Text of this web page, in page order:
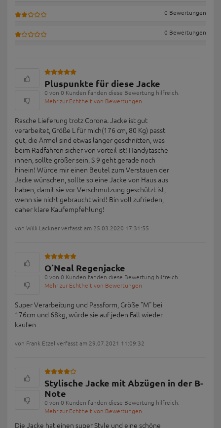
0 Bewertungen
0 Bewertungen
Pluspunkte für diese Jacke
0 von 0 Kunden fanden diese Bewertung hilfreich.
Mehr zur Echtheit von Bewertungen
Rasche Lieferung trotz Corona. Jacke ist gut
verarbeitet, Größe L für mich(176 cm, 80 Kg) passt
gut, die Ärmel sind etwas länger geschnitten, was
beim Radfahren sicher von vorteil ist! Handytasche
innen, sollte größer sein, S 9 geht gerade noch
hinein! Würde mir einen Beutel zum Verstauen der
Jacke wünschen, sollte so eine Jacke von Haus aus
haben, damit sie vor Verschmutzung geschützt ist,
wenn sie nicht gebraucht wird! Bin voll zufrieden,
daher klare Kaufempfehlung!
von Willi Lackner verfasst am 25.03.2020 17:31:55
O´Neal Regenjacke
0 von 0 Kunden fanden diese Bewertung hilfreich.
Mehr zur Echtheit von Bewertungen
Super Verarbeitung und Passform, Größe "M" bei
176cm und 68kg, würde sie auf jeden Fall wieder
kaufen
von Frank Etzel verfasst am 29.07.2021 11:09:32
Stylische Jacke mit Abzügen in der B-
Note
0 von 0 Kunden fanden diese Bewertung hilfreich.
Mehr zur Echtheit von Bewertungen
Die Jacke hat einen super Style und eine schöne